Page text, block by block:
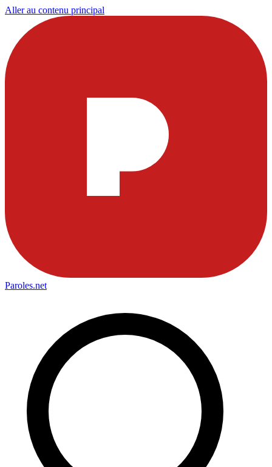
Aller au contenu principal
Paroles.net